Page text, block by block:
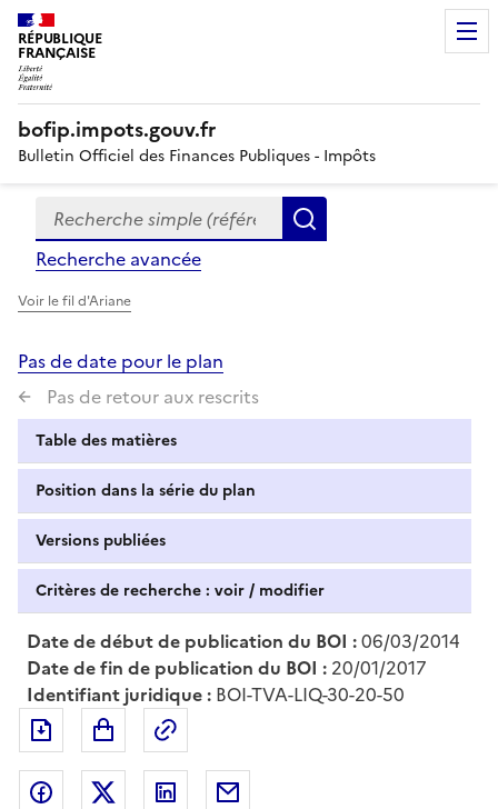
RÉPUBLIQUE
FRANÇAISE
bofip.impots.gouv.fr
Bulletin Officiel des Finances Publiques - Impôts
Formulaire
de
recherche
Recherche simple (références, mots clés, partie du
Recherche avancée
Voir le fil d'Ariane
Pas de date pour le plan
Pas de retour aux rescrits
Table des matières
Position dans la série du plan
Versions publiées
Critères de recherche : voir / modifier
Date de début de publication du BOI :06/03/2014
Date de fin de publication du BOI : 20/01/2017
Identifiant juridique : BOI-TVA-LIQ-30-20-50
Exporter le document au format pdf
Partager sur Facebook
Partager sur Twitter
Partager sur LinkedIn